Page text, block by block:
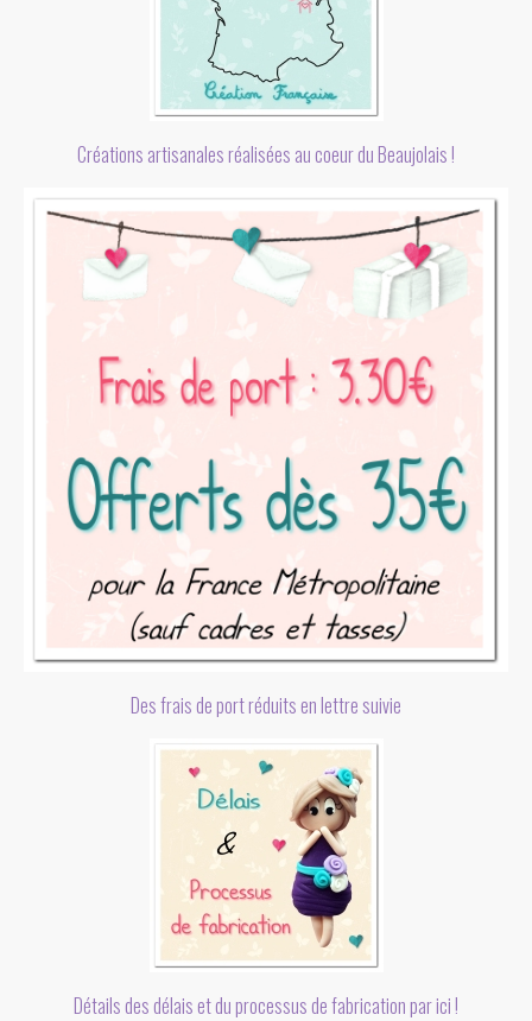
Créations artisanales réalisées au coeur du Beaujolais !
Des frais de port réduits en lettre suivie
Détails des délais et du processus de fabrication par ici !